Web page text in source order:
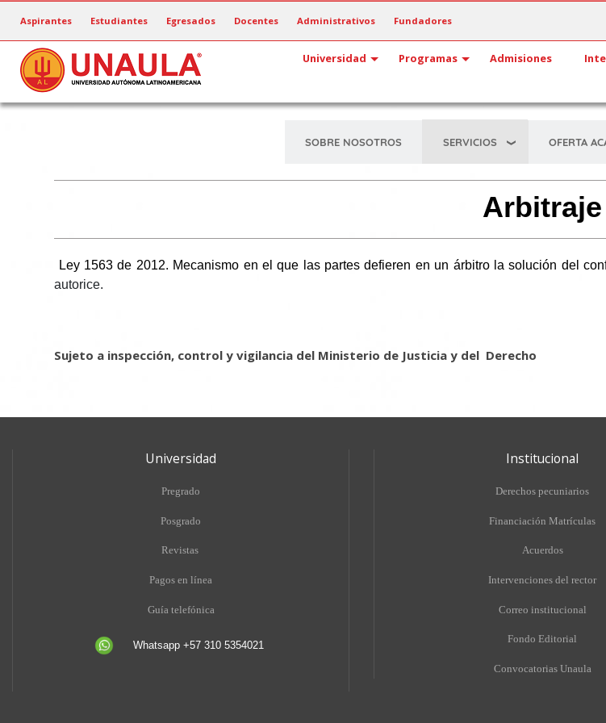
contenido
principal
Aspirantes Estudiantes Egresados Docentes Administrativos Fundadores
Universidad Programas Admisiones
SOBRE NOSOTROS SERVICIOS OFERTA
Arbitraje
Ley 1563 de 2012. Mecanismo en el que las partes defieren en un árbitro la solución del
autorice.
Sujeto a inspección, control y vigilancia del Ministerio de Justicia y del Derecho
Universidad
Pregrado
Posgrado
Revistas
Pagos en línea
Guía telefónica
Whatsapp +57 310 5354021
Institucional
Derechos pecuniarios
Financiación Matrículas
Acuerdos
Intervenciones del rector
Correo institucional
Fondo Editorial
Convocatorias Unaula